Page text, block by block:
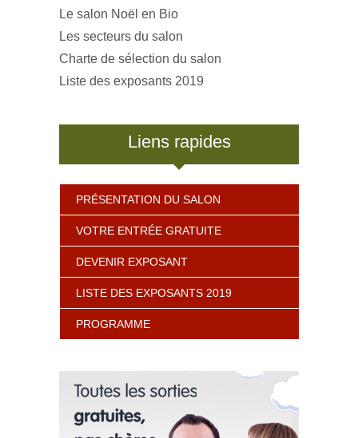
Le salon Noël en Bio
Les secteurs du salon
Charte de sélection du salon
Liste des exposants 2019
Liens rapides
PRÉSENTATION DU SALON
VOTRE ENTRÉE GRATUITE
DEVENIR EXPOSANT
LISTE DES EXPOSANTS 2019
PROGRAMME